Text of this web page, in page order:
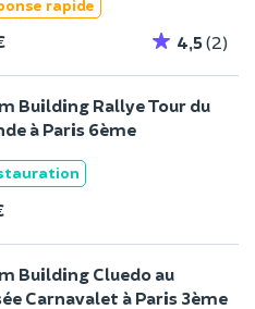
rapide
4,5(2)
Building Rallye Tour du
à Paris 6ème
Building Cluedo au
Carnavalet à Paris 3ème